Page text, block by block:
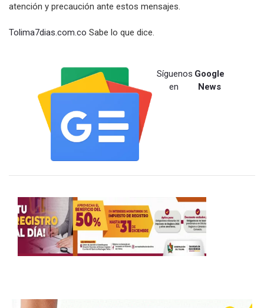
atención y precaución ante estos mensajes.
Tolima7dias.com.co Sabe lo que dice.
Síguenos
en
Google
News